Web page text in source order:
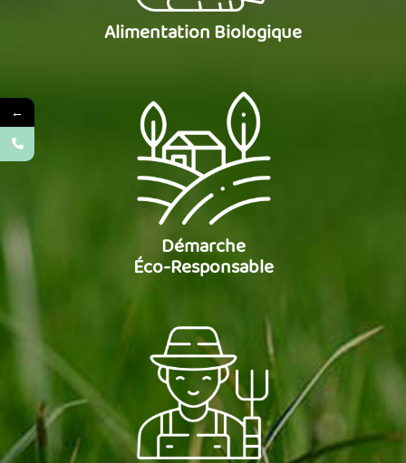
Alimentation Biologique
Démarche
Éco-Responsable
←